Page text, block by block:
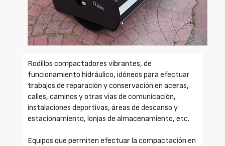
Rodillos compactadores vibrantes, de
funcionamiento hidráulico, idóneos para efectuar
trabajos de reparación y conservación en aceras,
calles, caminos y otras vías de comunicación,
instalaciones deportivas, áreas de descanso y
estacionamiento, lonjas de almacenamiento, etc.
Equipos que permiten efectuar la compactación en